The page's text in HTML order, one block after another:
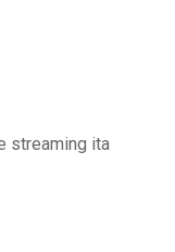
streaming ita